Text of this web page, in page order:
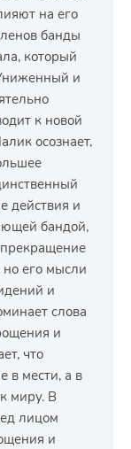
на его
банды
который
и
к новой
осознает,
действия и
бандой,
его мысли
и
слова
и
что
в мести, а в
миру. В
лицом
и